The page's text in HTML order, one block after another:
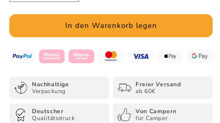
die
Menge
Zelt
Fluss
Tasse
(Black)
die
Menge
für
Zelt
Fluss
Tasse
In den Warenkorb legen
Nachhaltige
Verpackung
Freier Versand
ab 60€
Deutscher
Qualitätsdruck
Von Campern
für Camper